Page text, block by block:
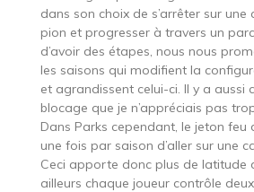
dans son choix de s’arrêter sur
pion et progresser à travers un
d’avoir des étapes, nous nous
les saisons qui modifient la
et agrandissent celui-ci. Il y a aussi
blocage que je n’appréciais pas
Dans Parks cependant, le jeton
une fois par saison d’aller sur une
Ceci apporte donc plus de latitude
ailleurs chaque joueur contrôle